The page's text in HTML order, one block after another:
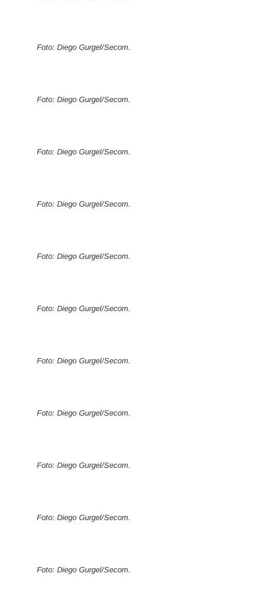
Foto: Diego Gurgel/Secom.
Foto: Diego Gurgel/Secom.
Foto: Diego Gurgel/Secom.
Foto: Diego Gurgel/Secom.
Foto: Diego Gurgel/Secom.
Foto: Diego Gurgel/Secom.
Foto: Diego Gurgel/Secom.
Foto: Diego Gurgel/Secom.
Foto: Diego Gurgel/Secom.
Foto: Diego Gurgel/Secom.
Foto: Diego Gurgel/Secom.